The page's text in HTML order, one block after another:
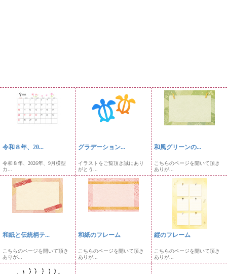
令和８年、20...
令和８年、2026年、9月横型
カ...
グラデーション...
イラストをご覧頂き誠にあり
がとう...
和風グリーンの...
こちらのページを開いて頂き
ありが...
和紙と伝統柄テ...
こちらのページを開いて頂き
ありが...
和紙のフレーム
こちらのページを開いて頂き
ありが...
縦のフレーム
こちらのページを開いて頂き
ありが...